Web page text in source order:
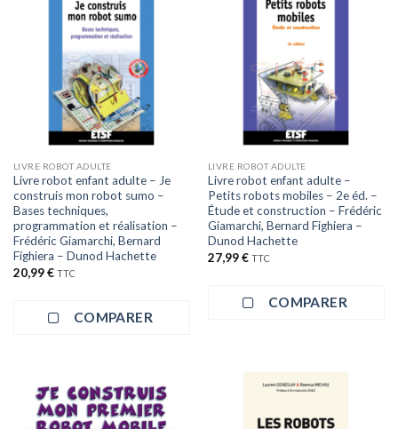
LIVRE ROBOT ADULTE
Livre robot enfant adulte – Je
construis mon robot sumo –
Bases techniques,
programmation et réalisation –
Frédéric Giamarchi, Bernard
Fighiera – Dunod Hachette
20,99€ TTC
COMPARER
LIVRE ROBOT ADULTE
Livre robot enfant adulte –
Petits robots mobiles – 2e éd. –
Étude et construction – Frédéric
Giamarchi, Bernard Fighiera –
Dunod Hachette
27,99€ TTC
COMPARER